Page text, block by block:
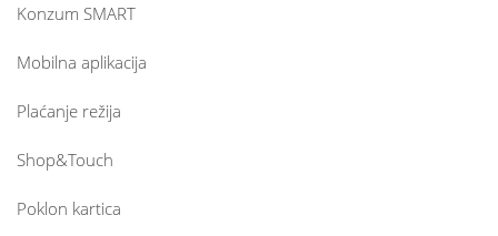
Konzum SMART
Mobilna aplikacija
Plaćanje režija
Shop&Touch
Poklon kartica